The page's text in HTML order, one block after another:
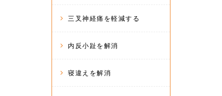
三叉神経痛を軽減する
内反小趾を解消
寝違えを解消